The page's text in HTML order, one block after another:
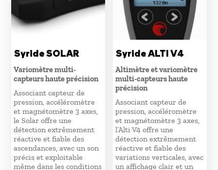
Syride SOLAR
Variomètre multi-
capteurs haute précision
Associant capteur de
pression, accéléromètre
et magnétomètre 3 axes,
le Solar offre une
détection extrêmement
réactive et fiable des
ascendances, avec un son
précis et exploitable
même dans les conditions
Syride ALTI V4
Altimètre et variomètre
multi-capteurs haute
précision
Associant capteur de
pression, accéléromètre
et magnétomètre 3 axes,
l’Alti V4 offre une
détection extrêmement
réactive et fiable des
variations verticales, avec
un affichage clair et un